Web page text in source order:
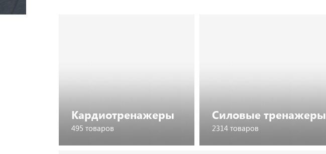
Кардиотренажеры
495 товаров
Силовые тренажеры
2314 товаров